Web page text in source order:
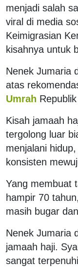
menjadi salah
viral di media
Keimigrasian
kisahnya untuk
Nenek Jumaria
atas
Umrah
Kisah jamaah
tergolong luar
menjalani
konsisten
Yang membuat
hampir 70
masih bugar
Nenek Jumaria
jamaah haji.
sangat